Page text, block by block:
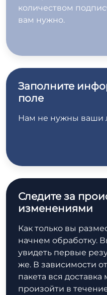
количеством
вам нужно.
Заполните
поле
Нам не нужны ваши
Следите за
изменениями
Как только вы
начнем обработку.
увидеть первые
же. В зависимости
пакета вся доставка
произойти в